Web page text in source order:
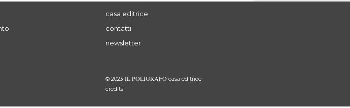
casa editrice
contatti
newsletter
© 2023 IL POLIGRAFO casa editrice
credits